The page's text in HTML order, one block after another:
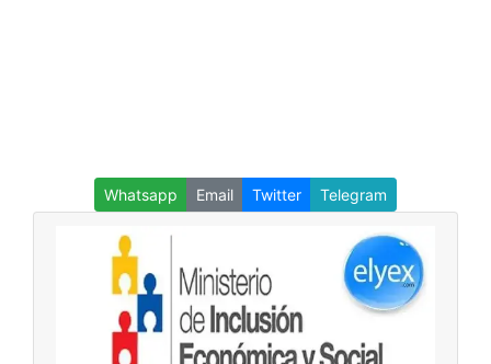
Whatsapp Email Twitter Telegram